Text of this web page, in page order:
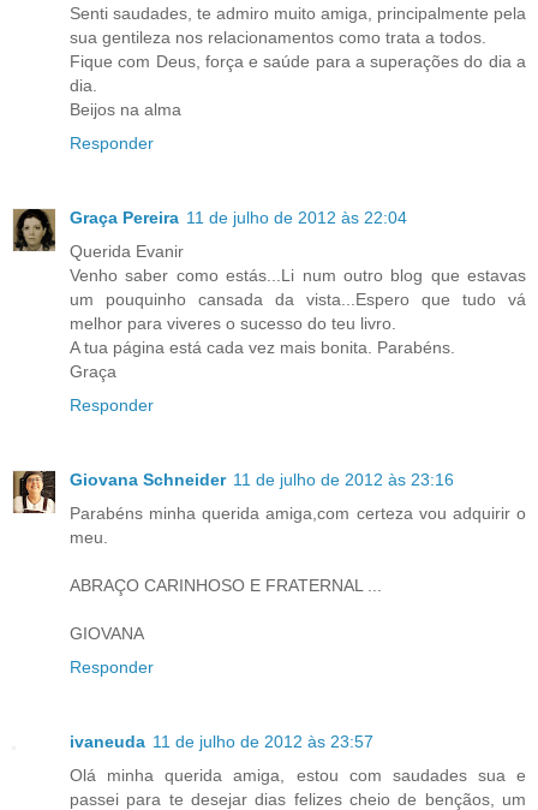
Senti saudades, te admiro muito amiga, principalmente pela
sua gentileza nos relacionamentos como trata a todos.
Fique com Deus, força e saúde para a superações do dia a
dia.
Beijos na alma
Responder
Graça Pereira 11 de julho de 2012 às 22:04
Querida Evanir
Venho saber como estás...Li num outro blog que estavas
um pouquinho cansada da vista...Espero que tudo vá
melhor para viveres o sucesso do teu livro.
A tua página está cada vez mais bonita. Parabéns.
Graça
Responder
Giovana Schneider 11 de julho de 2012 às 23:16
Parabéns minha querida amiga,com certeza vou adquirir o
meu.
ABRAÇO CARINHOSO E FRATERNAL ...
GIOVANA
Responder
ivaneuda 11 de julho de 2012 às 23:57
Olá minha querida amiga, estou com saudades sua e
passei para te desejar dias felizes cheio de bençãos, um